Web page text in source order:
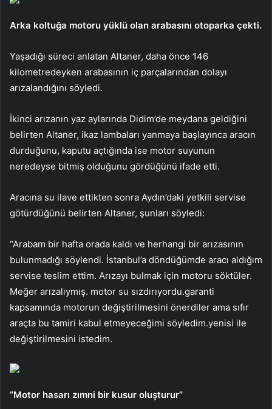
Arka koltuğa motoru yüklü olan arabasını otoparka çekti.
Yaşadığı süreci anlatan Altaner, daha önce 146
kilometredeyken arabasının iç parçalarından dolayı
arızalandığını söyledi.
İkinci arızanın yaz aylarında Didim’de meydana geldiğini
belirten Altaner, ikaz lambaları yanmaya başlayınca aracın
durduğunu, kaputu açtığında ise motor suyunun
neredeyse bitmiş olduğunu gördüğünü ifade etti.
Aracına su ilave ettikten sonra Aydın’daki yetkili servise
götürdüğünü belirten Altaner, şunları söyledi:
“Arabam bir hafta orada kaldı ve herhangi bir arızasının
bulunmadığı söylendi. İstanbul’a döndüğümde aracı aldığım
servise teslim ettim. Arızayı bulmak için motoru söktüler.
Meğer arızalıymış. motor su sızdırıyordu.garanti
kapsamında motorun değiştirilmesini önerdiler ama sıfır
araçta bu tamiri kabul etmeyeceğimi söyledim.yenisi ile
değiştirilmesini istedim.
“Motor hasarı zımni bir kusur oluşturur”